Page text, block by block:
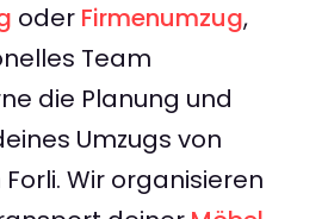
oder Firmenumzug,
Team
die Planung und
Umzugs von
Wir organisieren